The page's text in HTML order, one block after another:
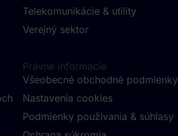
Telekomunikácie & utility
Verejný sektor
Právne informácie
Všeobecné obchodné podmienky
Nastavenia cookies
Podmienky používania & súhlasy